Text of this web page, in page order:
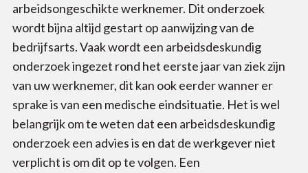
arbeidsongeschikte werknemer. Dit onderzoek
wordt bijna altijd gestart op aanwijzing van de
bedrijfsarts. Vaak wordt een arbeidsdeskundig
onderzoek ingezet rond het eerste jaar van ziek zijn
van uw werknemer, dit kan ook eerder wanner er
sprake is van een medische eindsituatie. Het is wel
belangrijk om te weten dat een arbeidsdeskundig
onderzoek een advies is en dat de werkgever niet
verplicht is om dit op te volgen. Een